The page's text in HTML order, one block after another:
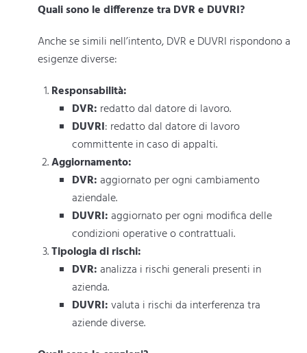
Quali sono le differenze tra DVR e DUVRI?
Anche se simili nell’intento, DVR e DUVRI rispondono a
esigenze diverse:
Responsabilità:
DVR: redatto dal datore di lavoro.
DUVRI: redatto dal datore di lavoro
committente in caso di appalti.
Aggiornamento:
DVR:aggiornato per ogni cambiamento
aziendale.
DUVRI:aggiornato per ogni modifica delle
condizioni operative o contrattuali.
Tipologia di rischi:
DVR:analizza i rischi generali presenti in
azienda.
DUVRI:valuta i rischi da interferenza tra
aziende diverse.